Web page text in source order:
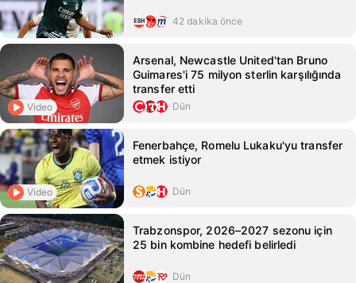
42 dakika önce
Video
Arsenal, Newcastle United'tan Bruno
Guimares'i 75 milyon sterlin karşılığında
transfer etti
Dün
Video
Fenerbahçe, Romelu Lukaku'yu transfer
etmek istiyor
Dün
Trabzonspor, 2026–2027 sezonu için
25 bin kombine hedefi belirledi
Dün